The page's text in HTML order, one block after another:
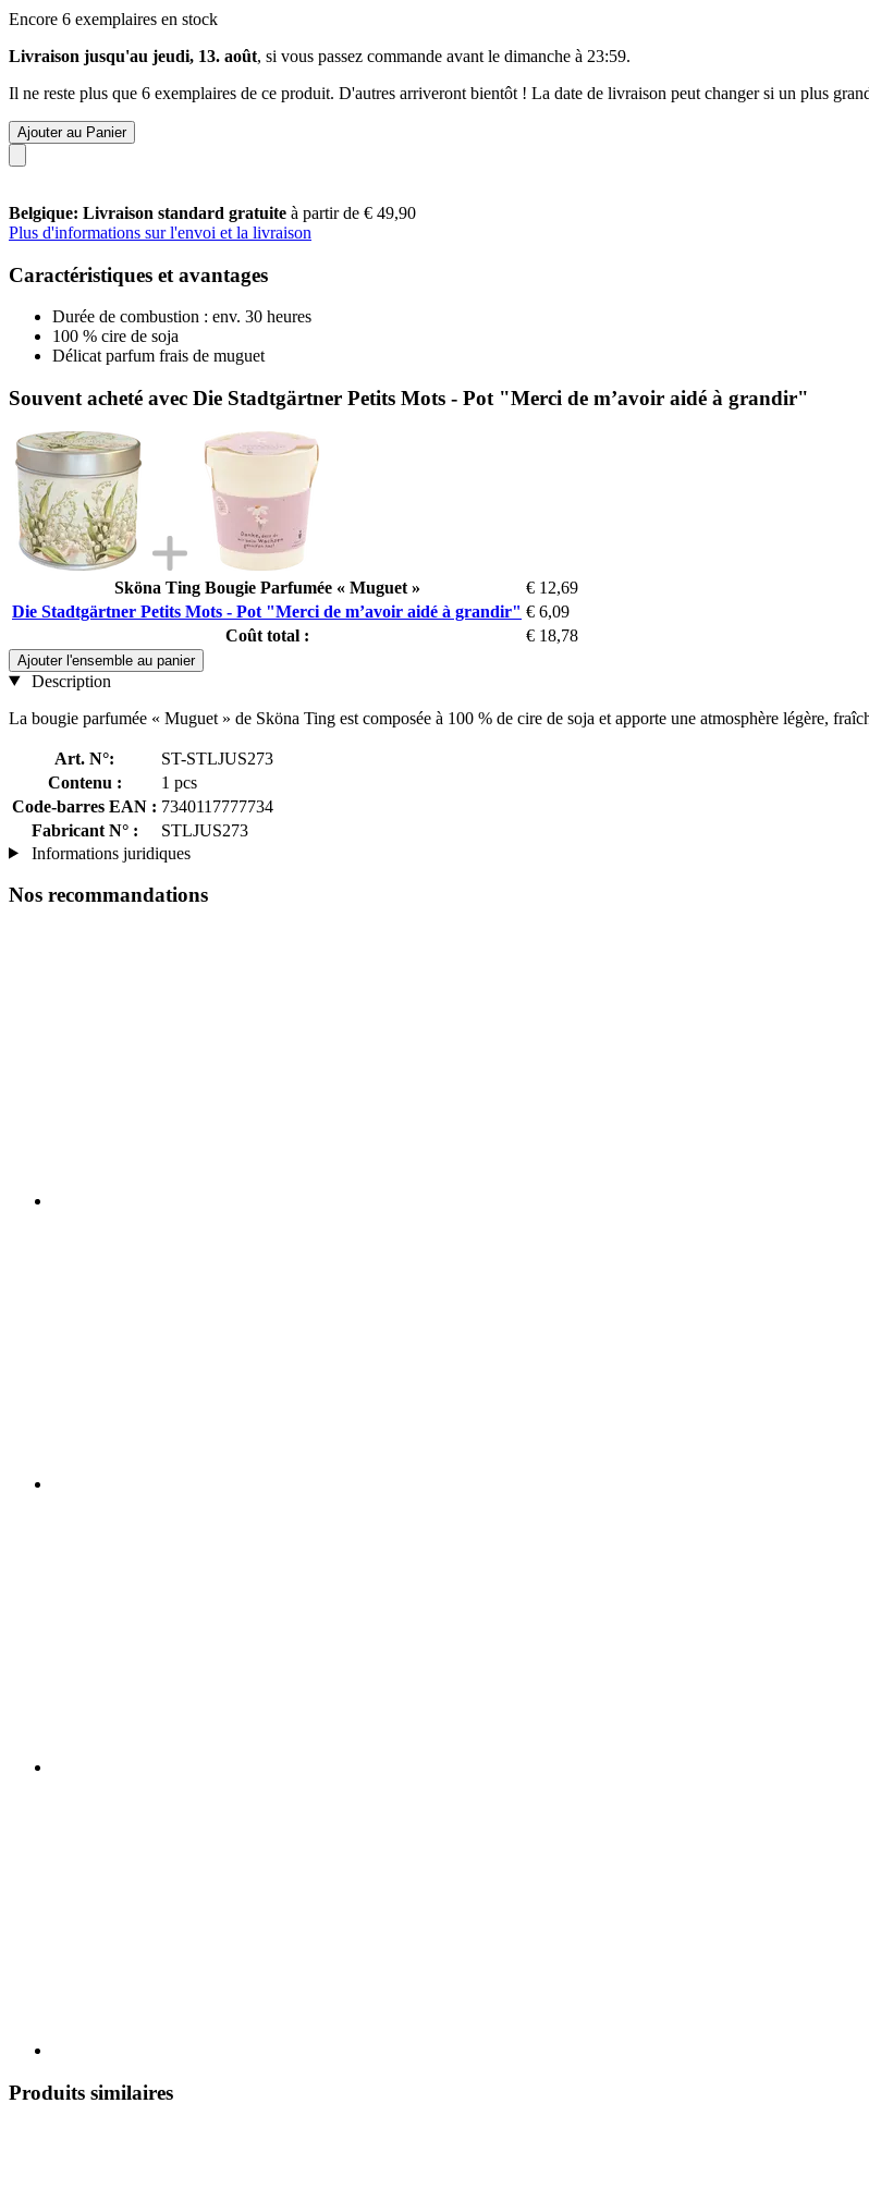
Encore 6 exemplaires en stock
Livraison jusqu'au jeudi, 13. août, si vous passez commande avant le dimanche à 23:59.
Il ne reste plus que 6 exemplaires de ce produit. D'autres arriveront bientôt ! La date de livraison peut changer si un plus
Ajouter au Panier
Belgique: Livraison standard gratuite à partir de € 49,90
Plus d'informations sur l'envoi et la livraison
Caractéristiques et avantages
Durée de combustion : env. 30 heures
100 % cire de soja
Délicat parfum frais de muguet
Souvent acheté avec Die Stadtgärtner Petits Mots - Pot "Merci de m’avoir aidé à grandir"
Sköna Ting Bougie Parfumée « Muguet »
€ 12,69
Die Stadtgärtner Petits Mots - Pot "Merci de m’avoir aidé à grandir" € 6,09
Coût total :
€ 18,78
Ajouter l'ensemble au panier
Description
La bougie parfumée « Muguet » de Sköna Ting est composée à 100 % de cire de soja et apporte une atmosphère légère,
Art. N°:
ST-STLJUS273
Contenu :
1 pcs
Code-barres EAN : 7340117777734
Fabricant N° :
STLJUS273
Informations juridiques
Nos recommandations
Produits similaires